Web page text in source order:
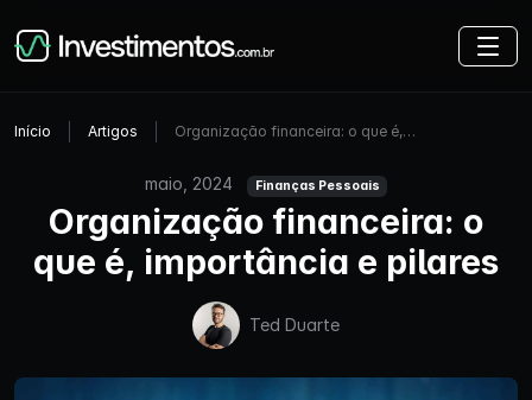
Início Artigos Organização financeira: o que é,…
maio, 2024 Finanças Pessoais
Organização financeira: o
que é, importância e pilares
Ted Duarte